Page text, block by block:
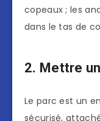
copeaux ; les
dans le tas de
2. Mettre
Le parc est un
sécurisé,